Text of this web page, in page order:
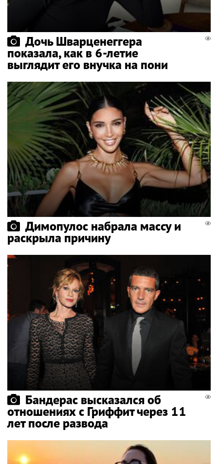
Дочь Шварценеггера
показала, как в 6-летие
выглядит его внучка на пони
Димопулос набрала массу и
раскрыла причину
Бандерас высказался об
отношениях с Гриффит через 11
лет после развода